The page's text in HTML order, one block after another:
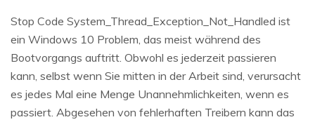
Stop Code System_Thread_Exception_Not_Handled ist
ein Windows 10 Problem, das meist während des
Bootvorgangs auftritt. Obwohl es jederzeit passieren
kann, selbst wenn Sie mitten in der Arbeit sind, verursacht
es jedes Mal eine Menge Unannehmlichkeiten, wenn es
passiert. Abgesehen von fehlerhaften Treibern kann das